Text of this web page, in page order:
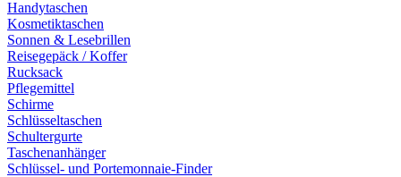
Handytaschen
Kosmetiktaschen
Sonnen & Lesebrillen
Reisegepäck / Koffer
Rucksack
Pflegemittel
Schirme
Schlüsseltaschen
Schultergurte
Taschenanhänger
Schlüssel- und Portemonnaie-Finder